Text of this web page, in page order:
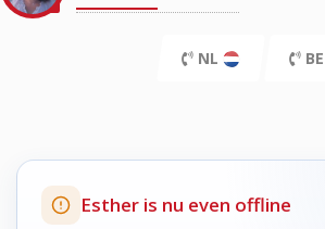
NL BE
Esther is nu even offline